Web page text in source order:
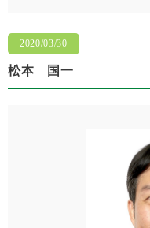
松本 国一
2020/03/30